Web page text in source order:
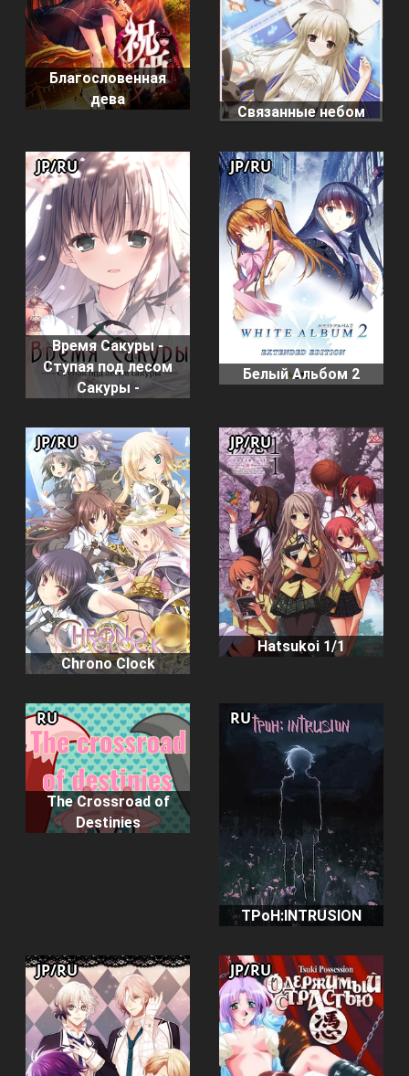
Благословенная
дева
Связанные небом
Время Сакуры -
Ступая под лесом
Сакуры -
JP/RU
Белый Альбом 2
JP/RU
Chrono Clock
JP/RU
Hatsukoi 1/1
JP/RU
The Crossroad of
Destinies
RU
TPoH:INTRUSION
RU
JP/RU JP/RU